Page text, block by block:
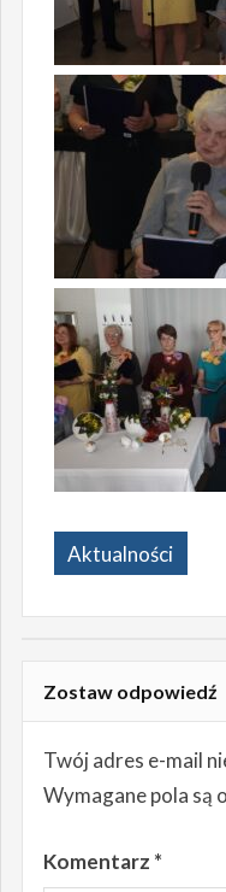
Aktualności
Zostaw odpowiedź
Twój adres e-mail
Wymagane pola są
Komentarz *